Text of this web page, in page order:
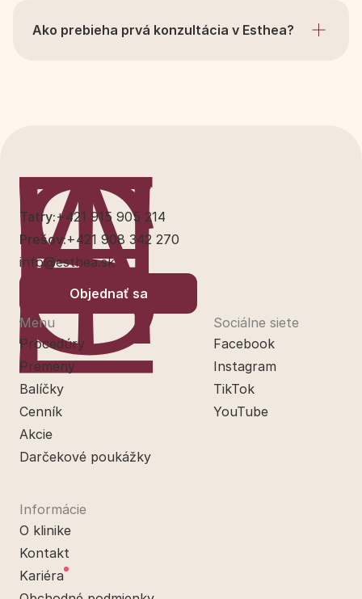
Ako prebieha prvá konzultácia v Esthea?
Tatry:+421 915 905 214
Prešov:+421 908 342 270
info@esthea.sk
Objednať sa
Menu
Procedúry
Premeny
Balíčky
Cenník
Akcie
Darčekové poukážky
Informácie
O klinike
Kontakt
Kariéra
Sociálne siete
Facebook
Instagram
TikTok
YouTube